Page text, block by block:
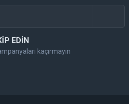
EDİN
kaçırmayın